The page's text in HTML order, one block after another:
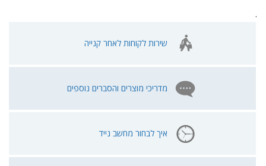
.
שירות לקוחות לאחר קנייה
מדריכי מוצרים והסברים נוספים
איך לבחור מחשב נייד